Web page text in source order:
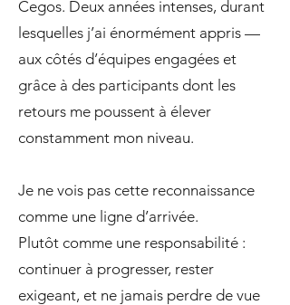
Cegos. Deux années intenses, durant
lesquelles j’ai énormément appris —
aux côtés d’équipes engagées et
grâce à des participants dont les
retours me poussent à élever
constamment mon niveau.
Je ne vois pas cette reconnaissance
comme une ligne d’arrivée.
Plutôt comme une responsabilité :
continuer à progresser, rester
exigeant, et ne jamais perdre de vue